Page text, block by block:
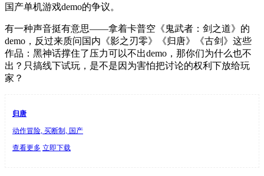
国产单机游戏demo的争议。
有一种声音挺有意思——拿着卡普空《鬼武者：剑之道》的
demo，反过来质问国内《影之刃零》《归唐》《古剑》这些
作品：黑神话撑住了压力可以不出demo，那你们为什么也不
出？只搞线下试玩，是不是因为害怕把讨论的权利下放给玩
家？
归唐
动作冒险, 买断制, 国产
查看更多 立即下载